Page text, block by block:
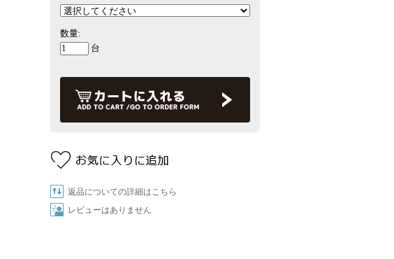
数量:
台
返品についての詳細はこちら
レビューはありません